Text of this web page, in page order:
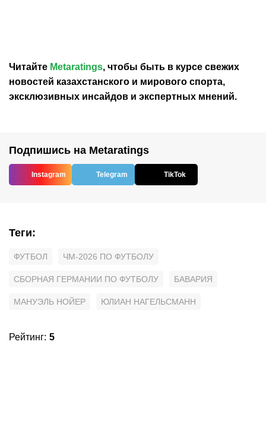
Читайте Metaratings, чтобы быть в курсе свежих
новостей казахстанского и мирового спорта,
эксклюзивных инсайдов и экспертных мнений.
Подпишись на Metaratings
Instagram Telegram TikTok
Теги:
ФУТБОЛ ЧМ-2026 ПО ФУТБОЛУ
СБОРНАЯ ГЕРМАНИИ ПО ФУТБОЛУ БАВАРИЯ
МАНУЭЛЬ НОЙЕР ЮЛИАН НАГЕЛЬСМАНН
Рейтинг: 5